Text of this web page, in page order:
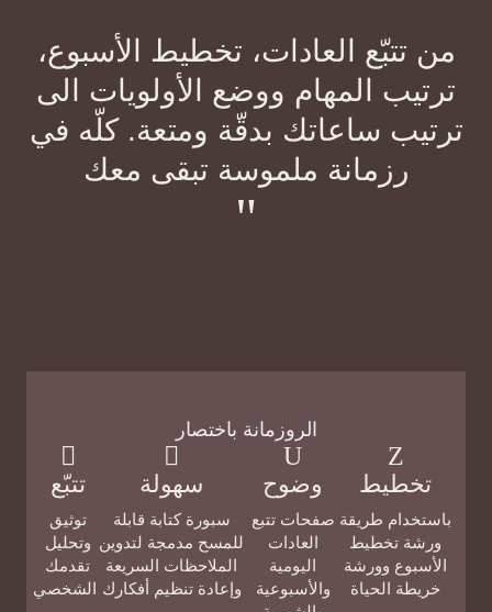
تتبّع العادات، تخطيط الأسبوع،
المهام ووضع الأولويات الى
ساعاتك بدقّة ومتعة. كلّه في
رزمانة ملموسة تبقى معك
الروزمانة باختصار
طريقة
تخطيط
وورشة
الحياة
وضوح
صفحات تتبع
العادات
اليومية
والأسبوعية
سهولة
سبورة كتابة قابلة
للمسح مدمجة لتدوين
الملاحظات السريعة
وإعادة تنظيم أفكارك
تتبّع
توثيق
وتحليل
تقدمك
الشخصي